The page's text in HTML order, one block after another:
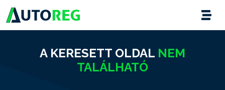
A KERESETT OLDAL NEM
TALÁLHATÓ